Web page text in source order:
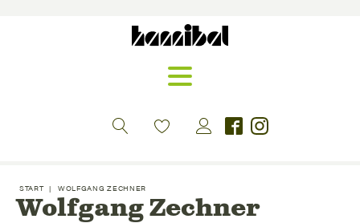
START | WOLFGANG ZECHNER
Wolfgang Zechner